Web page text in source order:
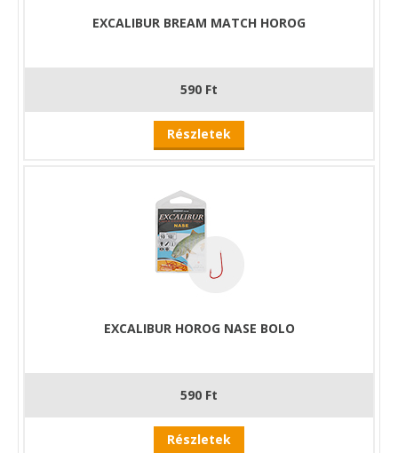
EXCALIBUR BREAM MATCH HOROG
590 Ft
Részletek
EXCALIBUR HOROG NASE BOLO
590 Ft
Részletek